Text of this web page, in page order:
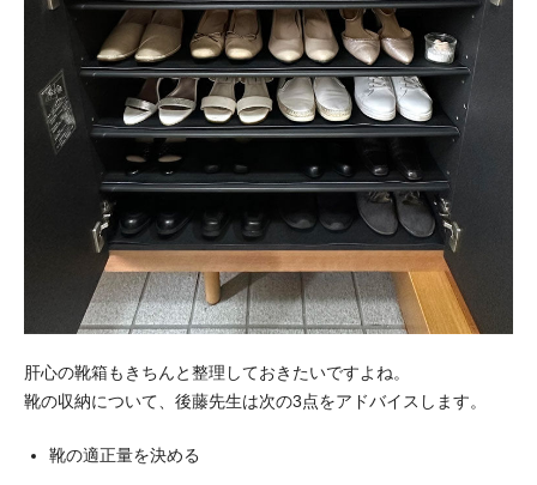
肝心の靴箱もきちんと整理しておきたいですよね。
靴の収納について、後藤先生は次の3点をアドバイスします。
靴の適正量を決める